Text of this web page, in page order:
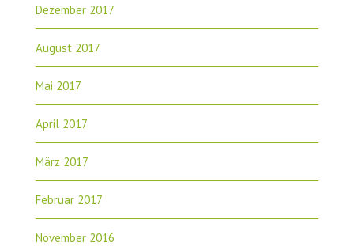
Dezember 2017
August 2017
Mai 2017
April 2017
März 2017
Februar 2017
November 2016